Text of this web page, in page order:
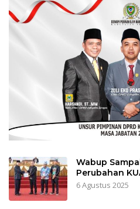
Wabup
Perubahan
6 Agustus 2025